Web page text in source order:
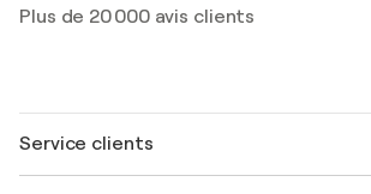
Plus de 20 000 avis clients
Service clients